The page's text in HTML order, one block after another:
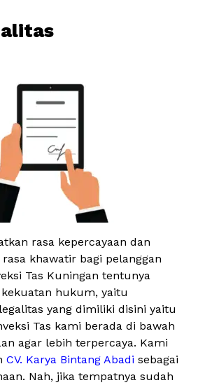
rasa kepercayaan dan
khawatir bagi pelanggan
Tas Kuningan tentunya
hukum, yaitu
yang dimiliki disini yaitu
Tas kami berada di bawah
agar lebih terpercaya. Kami
CV. Karya Bintang Abadi sebagai
Nah, jika tempatnya sudah